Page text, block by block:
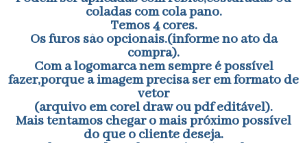
coladas com cola pano.
Temos 4 cores.
Os furos são opcionais.(informe no ato da
compra).
Com a logomarca nem sempre é possível
fazer,porque a imagem precisa ser em formato de
vetor
(arquivo em corel draw ou pdf editável).
Mais tentamos chegar o mais próximo possível
do que o cliente deseja.